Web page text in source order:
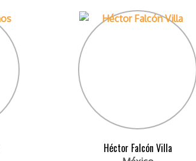
Héctor Falcón Villa